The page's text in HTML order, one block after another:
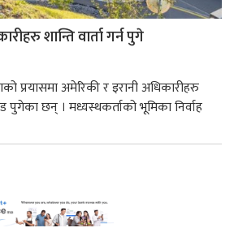
शान्ति वार्ता गर्न पुगे
प्रयासमा अमेरिकी र इरानी अधिकारीहरु
पुगेका छन् । मध्यस्थकर्ताको भूमिका निर्वाह